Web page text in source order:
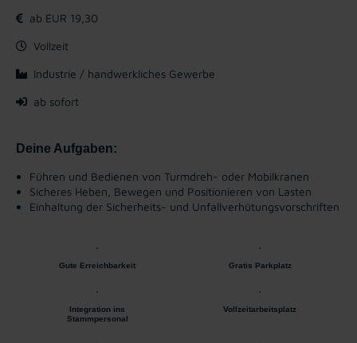
ab EUR 19,30
Vollzeit
Industrie / handwerkliches Gewerbe
ab sofort
Deine Aufgaben:
Führen und Bedienen von Turmdreh- oder Mobilkranen
Sicheres Heben, Bewegen und Positionieren von Lasten
Einhaltung der Sicherheits- und Unfallverhütungsvorschriften
Gute Erreichbarkeit Gratis Parkplatz
Integration ins
Stammpersonal
Vollzeitarbeitsplatz